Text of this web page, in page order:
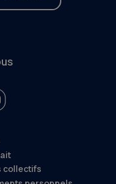
collectifs